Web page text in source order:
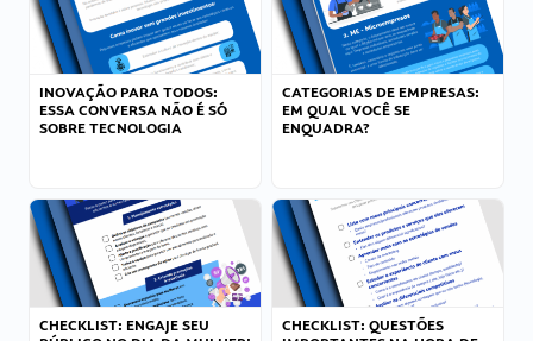
INOVAÇÃO PARA TODOS:
ESSA CONVERSA NÃO É SÓ
SOBRE TECNOLOGIA
CATEGORIAS DE EMPRESAS:
EM QUAL VOCÊ SE
ENQUADRA?
CHECKLIST: ENGAJE SEU
CHECKLIST: QUESTÕES